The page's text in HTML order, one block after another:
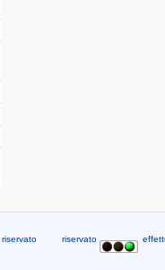
riservato riservato